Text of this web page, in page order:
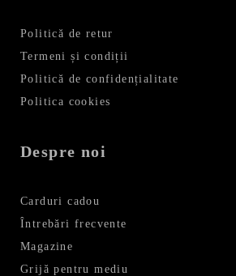
Politică de retur
Termeni și condiții
Politică de confidențialitate
Politica cookies
Despre noi
Carduri cadou
Întrebări frecvente
Magazine
Grijă pentru mediu